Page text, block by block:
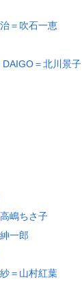
＝吹石一恵
DAIGO＝北川景子
嶋ちさ子
一郎
＝山村紅葉